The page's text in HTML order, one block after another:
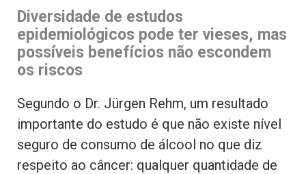
Diversidade de estudos
epidemiológicos pode ter vieses, mas
possíveis benefícios não escondem
os riscos
Segundo o Dr. Jürgen Rehm, um resultado
importante do estudo é que não existe nível
seguro de consumo de álcool no que diz
respeito ao câncer: qualquer quantidade de